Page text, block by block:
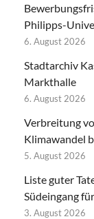
Philipps-
6. August 2026
Stadtarchiv
Markthalle
6. August 2026
Verbreitung
Klimawandel
5. August 2026
Liste guter
Südeingang
3. August 2026